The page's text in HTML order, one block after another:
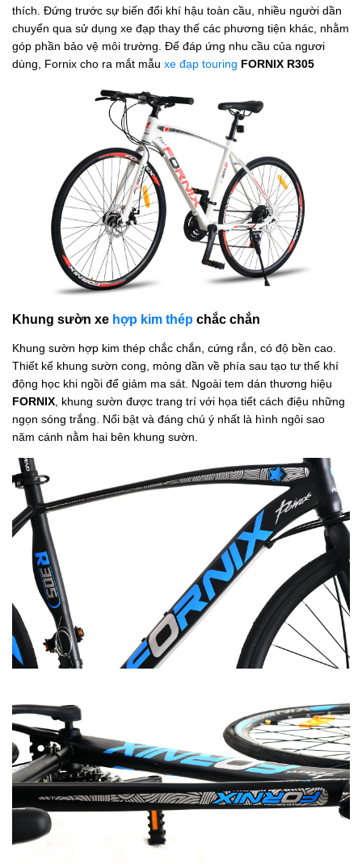
thích. Đứng trước sự biến đổi khí hậu toàn cầu, nhiều người dần
chuyển qua sử dụng xe đạp thay thế các phương tiện khác, nhằm
góp phần bảo vệ môi trường. Để đáp ứng nhu cầu của ngươi
dùng, Fornix cho ra mắt mẫu xe đạp touring FORNIX R305
Khung sườn xe hợp kim thép chắc chắn
Khung sườn hợp kim thép chắc chắn, cứng rắn, có độ bền cao.
Thiết kế khung sườn cong, mỏng dần về phía sau tạo tư thế khí
động học khi ngồi để giảm ma sát. Ngoài tem dán thương hiệu
FORNIX , khung sườn được trang trí với họa tiết cách điệu những
ngọn sóng trắng. Nổi bật và đáng chú ý nhất là hình ngôi sao
năm cánh nằm hai bên khung sườn.